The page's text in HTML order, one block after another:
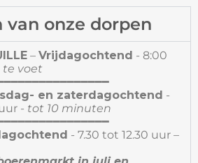
van onze dorpen
– Vrijdagochtend - 8:00
te voet
en zaterdagochtend -
- tot 10 minuten
- 7.30 tot 12.30 uur –